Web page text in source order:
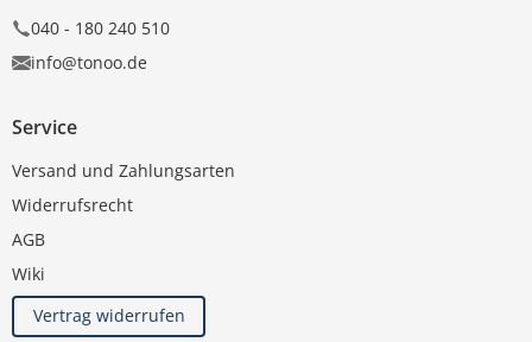
040 - 180 240 510
info@tonoo.de
Service
Versand und Zahlungsarten
Widerrufsrecht
AGB
Wiki
Vertrag widerrufen